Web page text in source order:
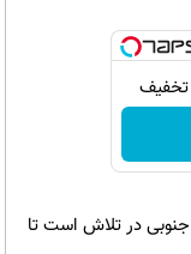
جنوبی در تلاش است تا